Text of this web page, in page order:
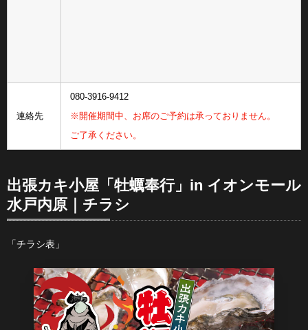
連絡先
080-3916-9412
※開催期間中、お席のご予約は承っておりません。
ご了承ください。
出張カキ小屋「牡蠣奉行」in イオンモール
水戸内原｜チラシ
「チラシ表」